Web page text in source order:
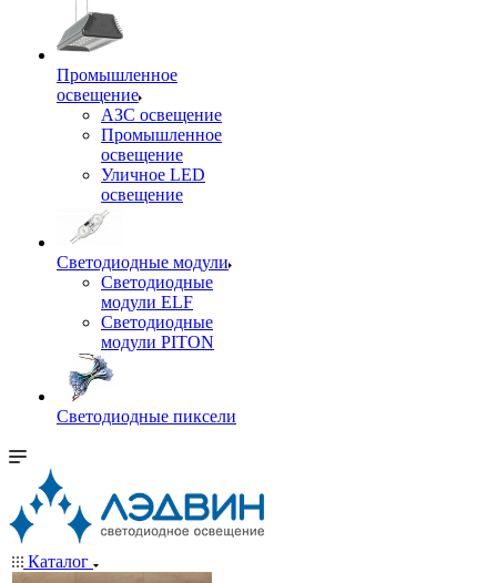
Промышленное
освещение
АЗС освещение
Промышленное
освещение
Уличное LED
освещение
Светодиодные модули
Светодиодные
модули ELF
Светодиодные
модули PITON
Светодиодные пиксели
Каталог